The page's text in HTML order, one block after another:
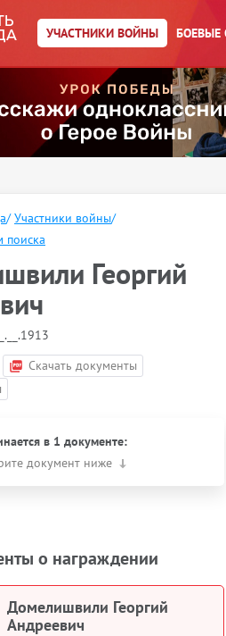
УЧАСТНИКИ ВОЙНЫ БОЕВЫЕ
/ Участники войны/
поиска
Георгий
Скачать документы
в 1 документе:
документ ниже
о награждении
Домелишвили Георгий
Андреевич